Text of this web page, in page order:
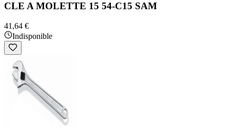
CLE A MOLETTE 15 54-C15 SAM
41,64 €
Indisponible